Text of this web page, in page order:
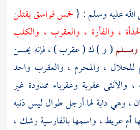
عليه وسلم : {خمس فواسق يقتلن
، والفأرة ، والعقرب ، والكلب
ومسلم( و ) ك ( عقرب ) ، فإنه يحسن
للحلال ، والمحرم ، والعقرب واحد
عقربة وعقرباء ممدودة غير
، وهي دابة لها أرجل طوال ليس ذنبه
أم عريط ، واسمها بالفارسية رشك ،